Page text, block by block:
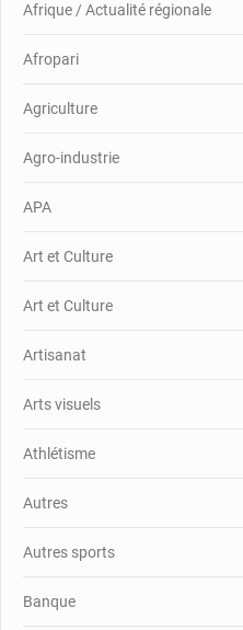
Afrique / Actualité régionale
Afropari
Agriculture
Agro-industrie
APA
Art et Culture
Art et Culture
Artisanat
Arts visuels
Athlétisme
Autres
Autres sports
Banque